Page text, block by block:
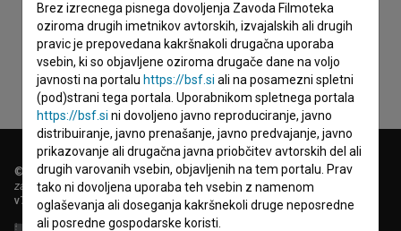
zbiranje, hrambo in obdelavo osebnih podatkov.
© 2018-2026, Filmoteka,
zavod za širjenje filmske kulture
v7.151.0
Brez izrecnega pisnega dovoljenja Zavoda Filmoteka
oziroma drugih imetnikov avtorskih, izvajalskih ali drugih
pravic je prepovedana kakršnakoli drugačna uporaba
vsebin, ki so objavljene oziroma drugače dane na voljo
javnosti na portalu https://bsf.si ali na posamezni spletni
(pod)strani tega portala. Uporabnikom spletnega portala
https://bsf.si ni dovoljeno javno reproduciranje, javno
distribuiranje, javno prenašanje, javno predvajanje, javno
prikazovanje ali drugačna javna priobčitev avtorskih del ali
drugih varovanih vsebin, objavljenih na tem portalu. Prav
tako ni dovoljena uporaba teh vsebin z namenom
oglaševanja ali doseganja kakršnekoli druge neposredne
ali posredne gospodarske koristi.